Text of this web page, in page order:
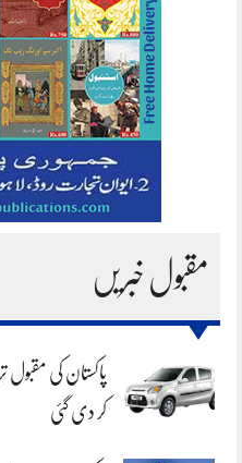
مقبول خبریں
پاکستان کی مقبول
کر دی گئی